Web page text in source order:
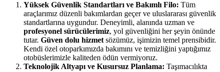
Yüksek Güvenlik Standartları ve Bakımlı Filo: Tüm
araçlarımız düzenli bakımlardan geçer ve uluslararası güvenlik
standartlarına uygundur. Deneyimli, alanında uzman ve
profesyonel sürücülerimiz, yol güvenliğini her şeyin önünde
tutar. Güven dolu hizmet sözümüz, işimizin temel prensibidir.
Kendi özel otoparkımızda bakımını ve temizliğini yaptığımız
otobüslerimizle kaliteden ödün vermiyoruz.
Teknolojik Altyapı ve Kusursuz Planlama: Taşımacılıkta